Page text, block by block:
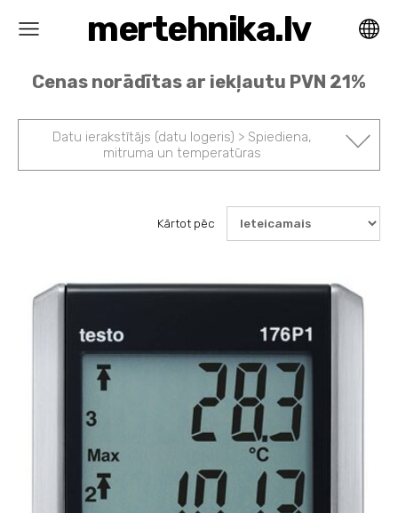
mertehnika.lv
Cenas norādītas ar iekļautu PVN 21%
Datu ierakstītājs (datu logeris) > Spiediena,
mitruma un temperatūras
Kārtot pēc